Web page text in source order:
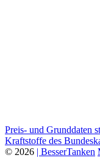
Preis- und Grunddaten
Kraftstoffe des
© 2026 | BesserTanken